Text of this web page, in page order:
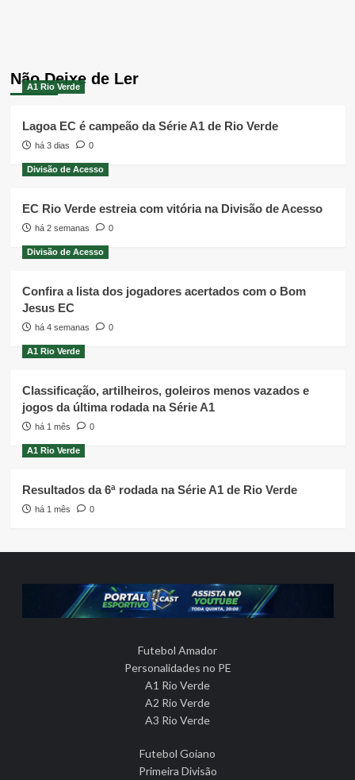
Não Deixe de Ler
A1 Rio Verde
Lagoa EC é campeão da Série A1 de Rio Verde
há 3 dias 0
Divisão de Acesso
EC Rio Verde estreia com vitória na Divisão de Acesso
há 2 semanas 0
Divisão de Acesso
Confira a lista dos jogadores acertados com o Bom
Jesus EC
há 4 semanas 0
A1 Rio Verde
Classificação, artilheiros, goleiros menos vazados e
jogos da última rodada na Série A1
há 1 mês 0
A1 Rio Verde
Resultados da 6ª rodada na Série A1 de Rio Verde
há 1 mês 0
Futebol Amador
Personalidades no PE
A1 Rio Verde
A2 Rio Verde
A3 Rio Verde
Futebol Goiano
Primeira Divisão